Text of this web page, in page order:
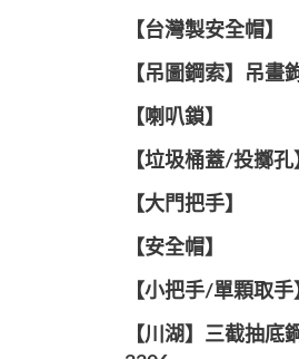
【台灣製安全帽】
【吊圖鋼索】吊畫
【喇叭鎖】
【垃圾桶蓋/投擲孔
【大門把手】
【安全帽】
【小把手/單顆取手
【川湖】三截抽底